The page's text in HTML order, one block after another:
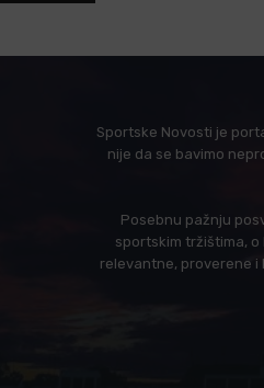
Sportske Novosti je
nije da se bavimo
Posebnu pažnju
sportskim tržištima,
relevantne, proverene